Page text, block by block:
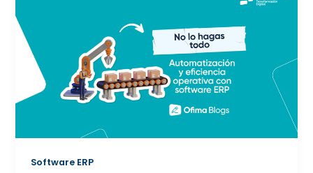
Software ERP